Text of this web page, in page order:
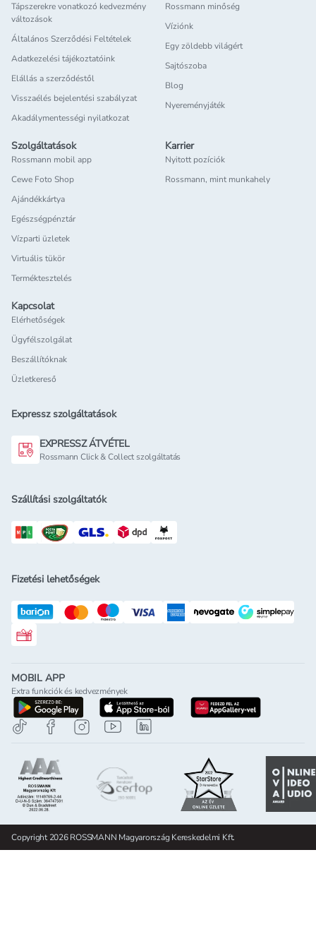
Tápszerekre vonatkozó kedvezmény
változások
Általános Szerződési Feltételek
Adatkezelési tájékoztatóink
Elállás a szerződéstől
Visszaélés bejelentési szabályzat
Akadálymentességi nyilatkozat
Rossmann minőség
Víziónk
Egy zöldebb világért
Sajtószoba
Blog
Nyereményjáték
Szolgáltatások
Rossmann mobil app
Cewe Foto Shop
Ajándékkártya
Egészségpénztár
Vízparti üzletek
Virtuális tükör
Terméktesztelés
Karrier
Nyitott pozíciók
Rossmann, mint munkahely
Kapcsolat
Elérhetőségek
Ügyfélszolgálat
Beszállítóknak
Üzletkereső
Expressz szolgáltatások
EXPRESSZ ÁTVÉTEL
Rossmann Click & Collect szolgáltatás
Szállítási szolgáltatók
Fizetési lehetőségek
Rossmann ajándékkártya
MOBIL APP
Extra funkciók és kedvezmények
letöltés a google-play-rölletöltés az app-store-ból
letöltés
Copyright 2026 ROSSMANN Magyarország Kereskedelmi Kft.